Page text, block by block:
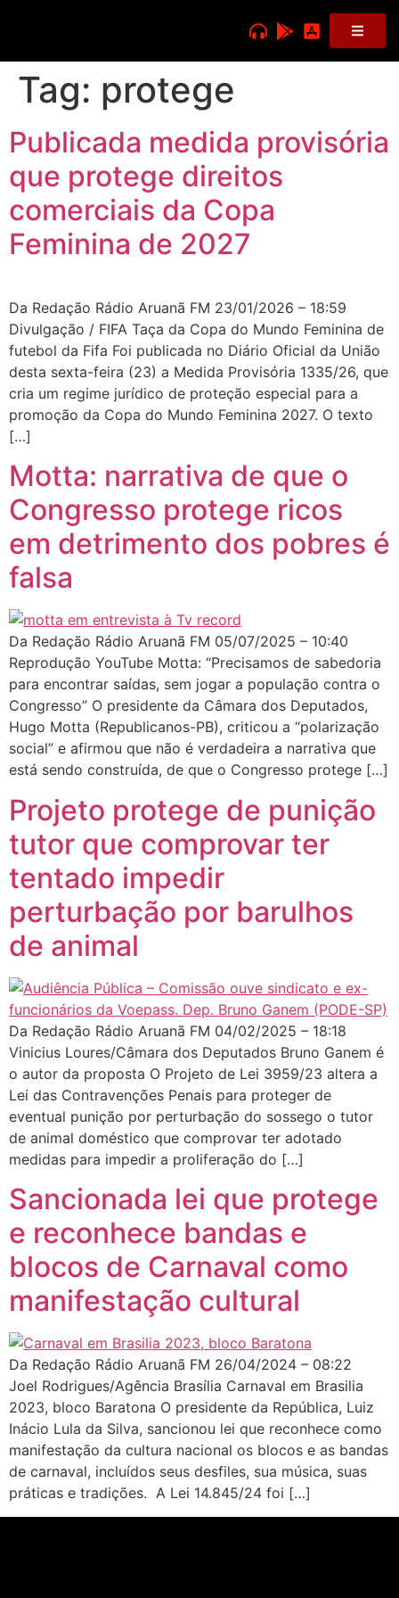
Tag: protege
Publicada medida provisória
que protege direitos
comerciais da Copa
Feminina de 2027
Da Redação Rádio Aruanã FM 23/01/2026 – 18:59
Divulgação / FIFA Taça da Copa do Mundo Feminina de
futebol da Fifa Foi publicada no Diário Oficial da União
desta sexta-feira (23) a Medida Provisória 1335/26, que
cria um regime jurídico de proteção especial para a
promoção da Copa do Mundo Feminina 2027. O texto
[…]
Motta: narrativa de que o
Congresso protege ricos
em detrimento dos pobres é
falsa
Da Redação Rádio Aruanã FM 05/07/2025 – 10:40
Reprodução YouTube Motta: “Precisamos de sabedoria
para encontrar saídas, sem jogar a população contra o
Congresso” O presidente da Câmara dos Deputados,
Hugo Motta (Republicanos-PB), criticou a “polarização
social” e afirmou que não é verdadeira a narrativa que
está sendo construída, de que o Congresso protege […]
Projeto protege de punição
tutor que comprovar ter
tentado impedir
perturbação por barulhos
de animal
Da Redação Rádio Aruanã FM 04/02/2025 – 18:18
Vinicius Loures/Câmara dos Deputados Bruno Ganem é
o autor da proposta O Projeto de Lei 3959/23 altera a
Lei das Contravenções Penais para proteger de
eventual punição por perturbação do sossego o tutor
de animal doméstico que comprovar ter adotado
medidas para impedir a proliferação do […]
Sancionada lei que protege
e reconhece bandas e
blocos de Carnaval como
manifestação cultural
Da Redação Rádio Aruanã FM 26/04/2024 – 08:22
Joel Rodrigues/Agência Brasília Carnaval em Brasilia
2023, bloco Baratona O presidente da República, Luiz
Inácio Lula da Silva, sancionou lei que reconhece como
manifestação da cultura nacional os blocos e as bandas
de carnaval, incluídos seus desfiles, sua música, suas
práticas e tradições. A Lei 14.845/24 foi […]